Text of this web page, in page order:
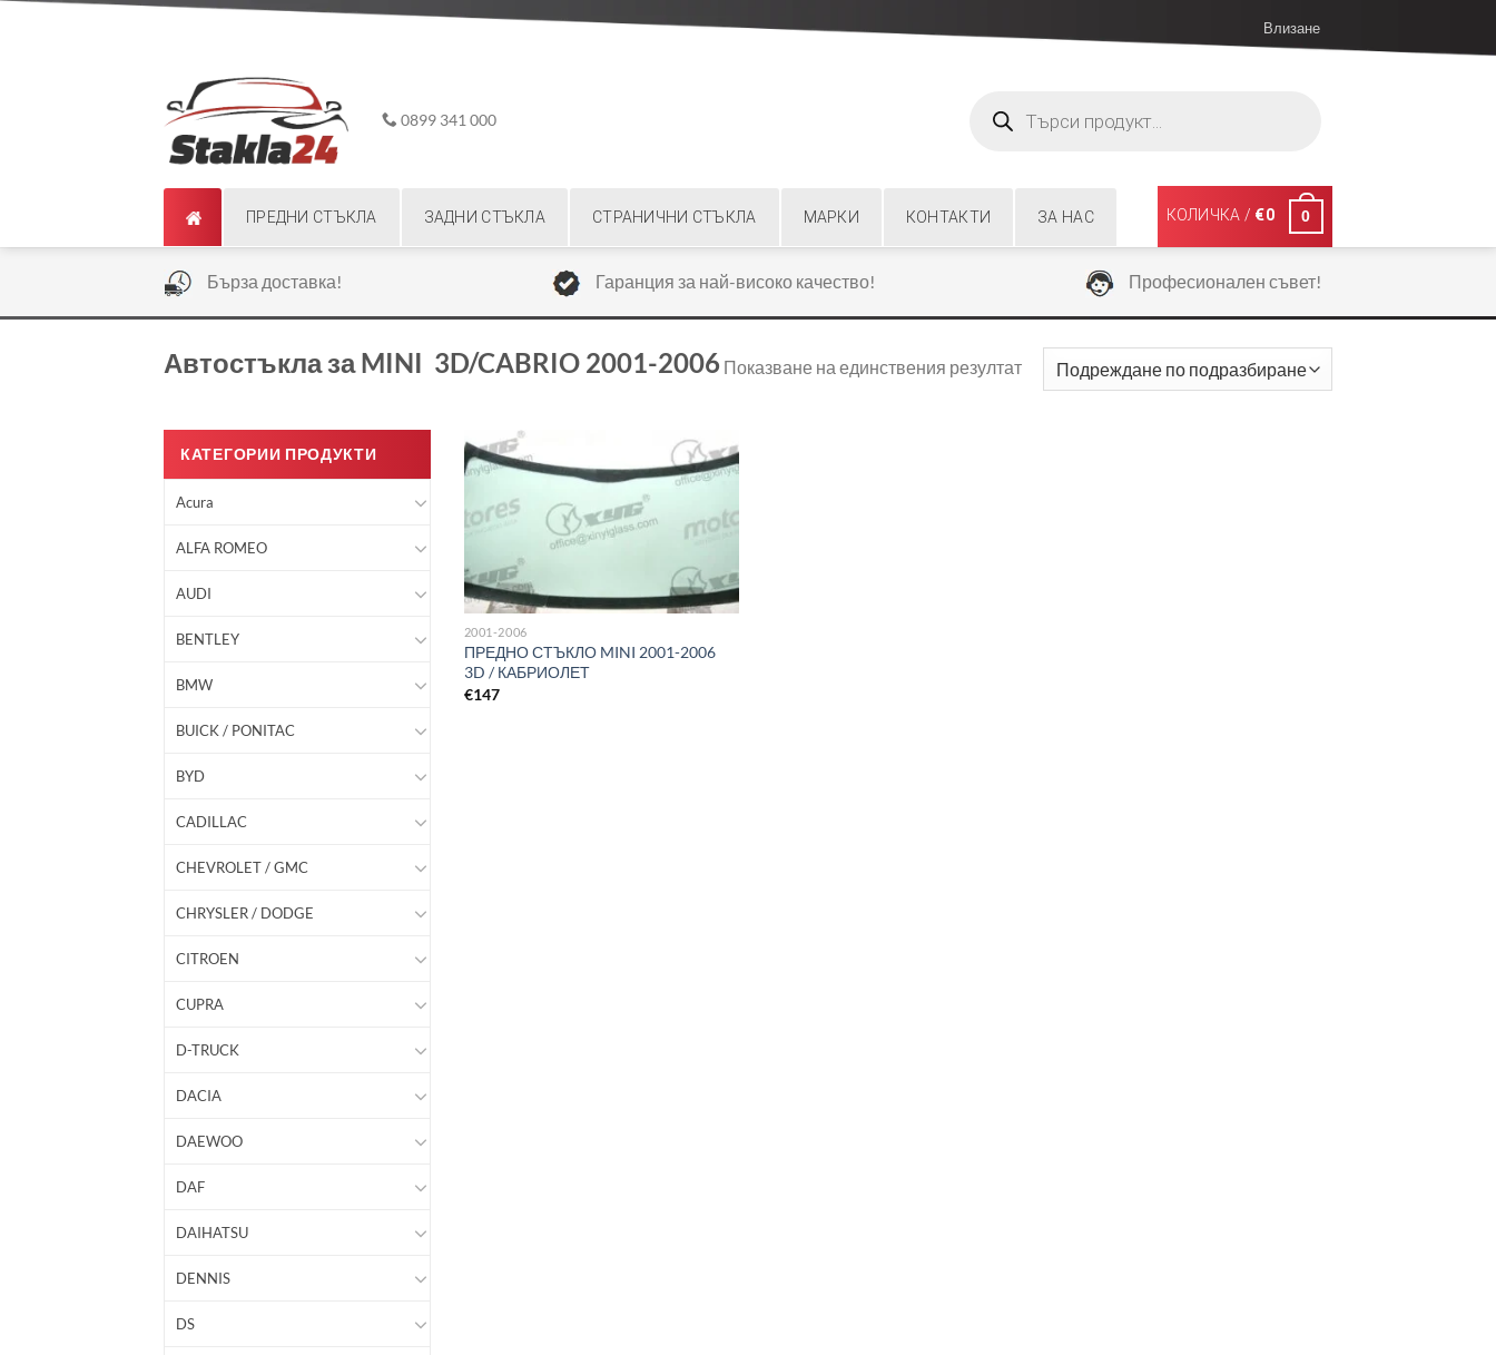
Влизане
0899 341 000
search
ПРЕДНИ СТЪКЛА ЗАДНИ СТЪКЛА СТРАНИЧНИ СТЪКЛА МАРКИ КОНТАКТИ ЗА НАС КОЛИЧКА / €0 0
Бърза доставка! Гаранция за най-високо качество! Професионален съвет!
Автостъкла за MINI 3D/CABRIO 2001-2006 Показване на единствения резултат
КАТЕГОРИИ ПРОДУКТИ
Acura
ALFA ROMEO
AUDI
BENTLEY
BMW
BUICK / PONITAC
BYD
CADILLAC
CHEVROLET / GMC
CHRYSLER / DODGE
CITROEN
CUPRA
D-TRUCK
DACIA
DAEWOO
DAF
DAIHATSU
DENNIS
DS
2001-2006
ПРЕДНО СТЪКЛО MINI 2001-2006
3D / КАБРИОЛЕТ
€147